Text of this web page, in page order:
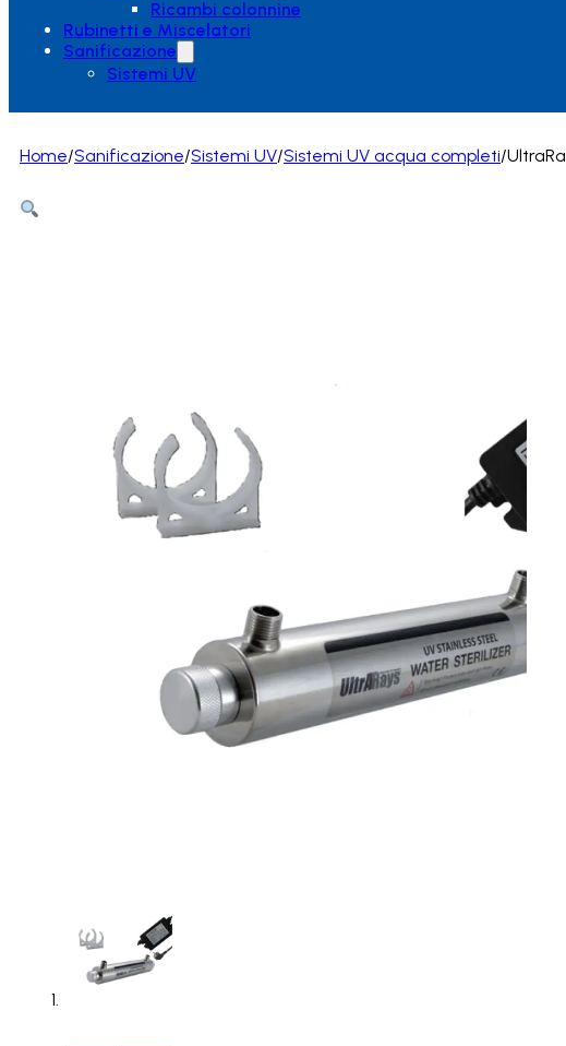
Ricambi colonnine
Rubinetti e Miscelatori
Sanificazione
Sistemi UV
Home/Sanificazione/Sistemi UV/Sistemi UV acqua completi/